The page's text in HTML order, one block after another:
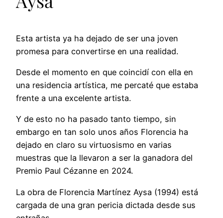
Esta artista ya ha dejado de ser una joven
promesa para convertirse en una realidad.
Desde el momento en que coincidí con ella en
una residencia artística, me percaté que estaba
frente a una excelente artista.
Y de esto no ha pasado tanto tiempo, sin
embargo en tan solo unos años Florencia ha
dejado en claro su virtuosismo en varias
muestras que la llevaron a ser la ganadora del
Premio Paul Cézanne en 2024.
La obra de Florencia Martínez Aysa (1994) está
cargada de una gran pericia dictada desde sus